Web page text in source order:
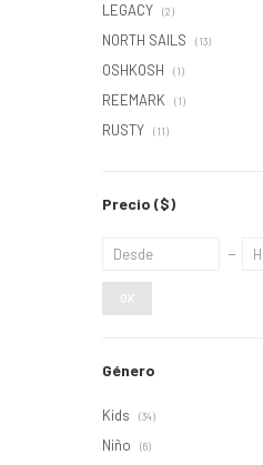
LEGACY (2)
NORTH SAILS (13)
OSHKOSH (1)
REEMARK (1)
RUSTY (11)
Precio ($)
OK
Género
Kids (34)
Niño (6)